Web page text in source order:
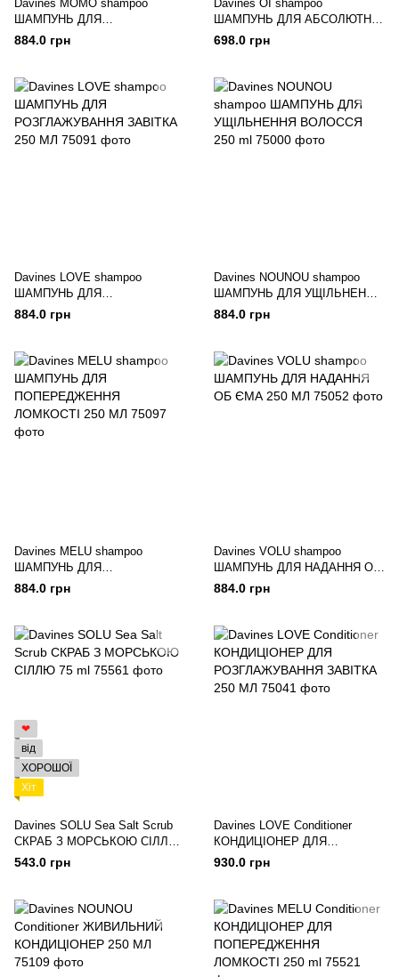
Davines MOMO shampoo
ШАМПУНЬ ДЛЯ
ЗВОЛОЖЕННЯ ВОЛОССЯ 250
884.0 грн
Davines OI shampoo
ШАМПУНЬ ДЛЯ АБСОЛЮТНОЇ
КРАСИ ВОЛОССЯ 90 ml
698.0 грн
Davines LOVE shampoo
ШАМПУНЬ ДЛЯ
РОЗГЛАЖУВАННЯ ЗАВІТКА
884.0 грн
Davines NOUNOU shampoo
ШАМПУНЬ ДЛЯ УЩІЛЬНЕННЯ
ВОЛОССЯ 250 ml
884.0 грн
Davines MELU shampoo
ШАМПУНЬ ДЛЯ
ПОПЕРЕДЖЕННЯ ЛОМКОСТІ
884.0 грн
Davines VOLU shampoo
ШАМПУНЬ ДЛЯ НАДАННЯ ОБ
ЄМА 250 МЛ
884.0 грн
❤
від
ХОРОШОЇ
Хіт
Davines SOLU Sea Salt Scrub
СКРАБ З МОРСЬКОЮ СІЛЛЮ
75 ml
543.0 грн
Davines LOVE Conditioner
КОНДИЦІОНЕР ДЛЯ
РОЗГЛАЖУВАННЯ ЗАВІТКА
930.0 грн